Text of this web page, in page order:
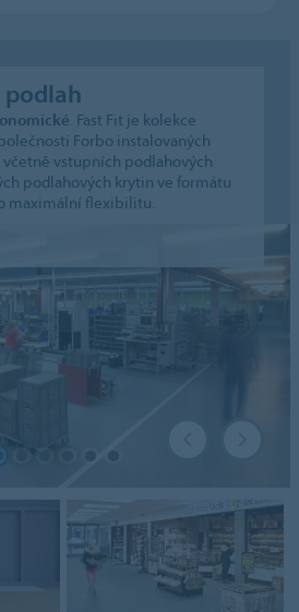
podlah
. Fast Fit je kolekce
Forbo instalovaných
včetně vstupních podlahových
podlahových krytin ve formátu
maximální flexibilitu.